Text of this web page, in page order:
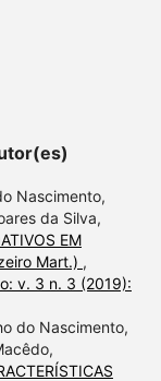
cited claim, and
in which
citation was
Nascimento,
da Silva,
EM
Mart.) ,
v. 3 n. 3 (2019):
do Nascimento,